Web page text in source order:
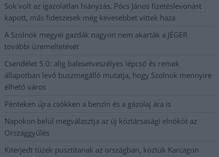
Sok volt az igazolatlan hiányzás, Pócs János fizetéslevonást
kapott, más fideszesek még kevesebbet vittek haza
A Szolnok megyei gazdák nagyon nem akarták a JÉGER
további üzemeltetését
Csendélet 5.0: alig balesetveszélyes lépcső és remek
állapotban levő buszmegálló mutatja, hogy Szolnok mennyire
élhető város
Pénteken újra csökken a benzin és a gázolaj ára is
Napokon belül megválasztja az új köztársasági elnököt az
Országgyűlés
Kiterjedt tüzek pusztítanak az országban, köztük Karcagon